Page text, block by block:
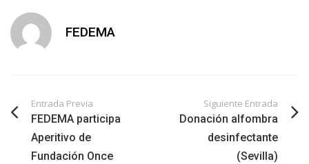
FEDEMA
Entrada Previa
FEDEMA participa
Aperitivo de
Fundación Once
Siguiente Entrada
Donación alfombra
desinfectante
(Sevilla)